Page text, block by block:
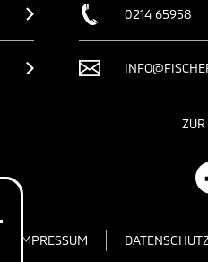
0214 65958
IMPRESSUM